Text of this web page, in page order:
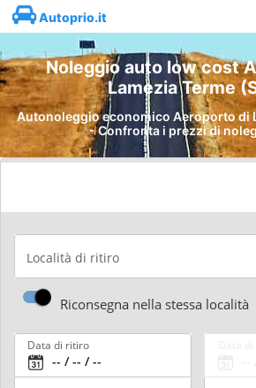
Autoprio.it
Noleggio auto low cost
Lamezia Terme
Autonoleggio economico Aeroporto di
- Confronta i prezzi di
Località di ritiro
Riconsegna nella stessa località
Data di ritiro